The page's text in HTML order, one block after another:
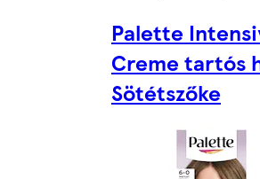
Palette
Creme tartós
Sötétszőke